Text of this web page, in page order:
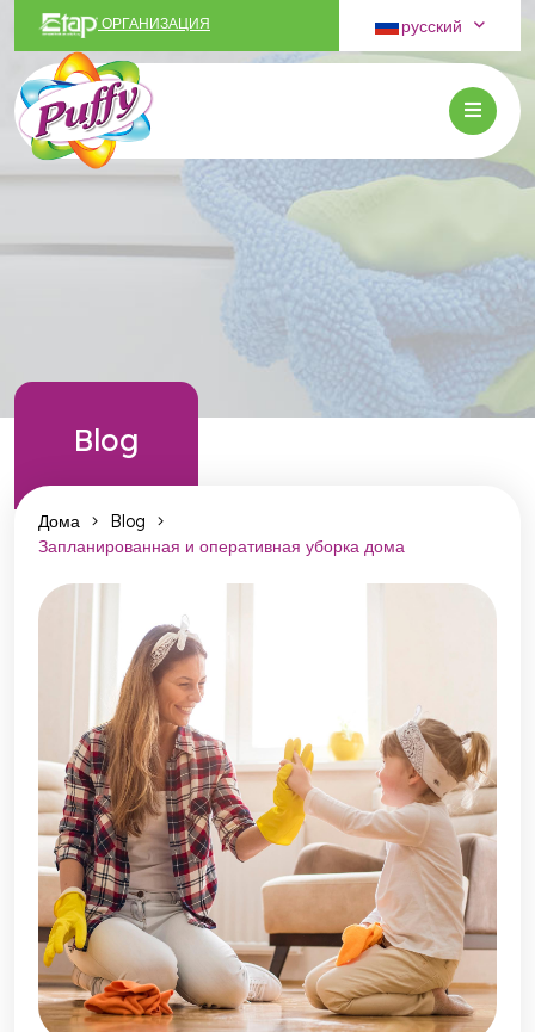
ОРГАНИЗАЦИЯ русский
Blog
Дома
Blog
Запланированная и оперативная уборка дома